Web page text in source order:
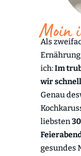
Moin
Als
ich:Im
wir
Genau
liebsten
gesundes